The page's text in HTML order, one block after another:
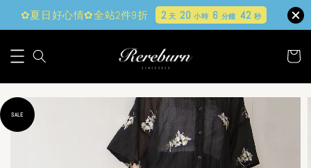
✿夏日好心情✿全站2件9折 2 天 20 小時 6 分鐘 40秒
SALE